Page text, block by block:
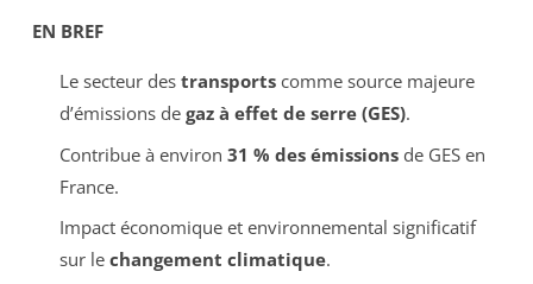
EN BREF
Le secteur des transportscomme source majeure
d’émissions de gaz à effet de serre (GES).
Contribue à environ 31 % des émissionsde GES en
France.
Impact économique et environnemental significatif
sur le changement climatique.